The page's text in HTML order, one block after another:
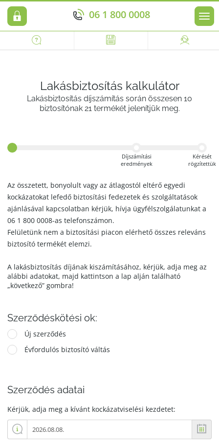
06 1 800 0008
Lakásbiztosítás kalkulátor
Lakásbiztosítás díjszámítás során összesen 10
biztosítónak 21 termékét jelenítjük meg.
Díjszámítási
eredmények
Kérését
rögzítettük
Az összetett, bonyolult vagy az átlagostól eltérő egyedi
kockázatokat lefedő biztosítási fedezetek és szolgáltatások
ajánlásával kapcsolatban kérjük, hívja ügyfélszolgálatunkat a
06 1 800 0008-as telefonszámon.
Felületünk nem a biztosítási piacon elérhető összes releváns
biztosító termékét elemzi.
A lakásbiztosítás díjának kiszámításához, kérjük, adja meg az
alábbi adatokat, majd kattintson a lap alján található
„következő” gombra!
Szerződéskötési ok:
Új szerződés
Évfordulós biztosító váltás
Szerződés adatai
Kérjük, adja meg a kívánt kockázatviselési kezdetet: